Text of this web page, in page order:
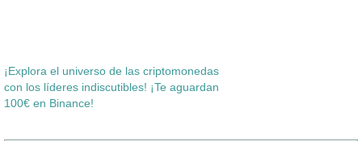
¡Explora el universo de las criptomonedas
con los líderes indiscutibles! ¡Te aguardan
100€ en Binance!